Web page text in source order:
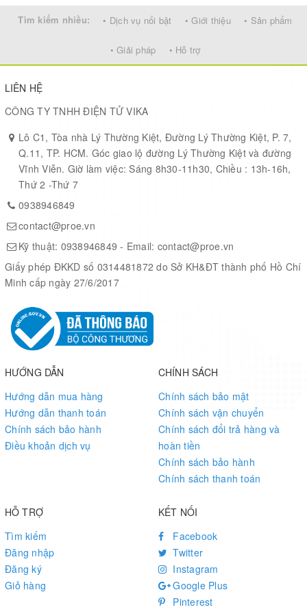
0484-
806
0.5
7
9
Photos
JTAG/SWD port
for programming/debugging/testing
compatible with ST-LINK / J-LINK / ULINK2 / STX-RLINK
USART1 port
supports ISP and/or serial port debugging
LED indicators
for quick testing
Pin headers connected to MCU pins
clearly labeled with onboard marks
easy for testing and further expansion
configuring the BOOT0 and BOOT1 via jumpers
5V power input
DC jack or 2-pin header
External crystal socket
insert crystal to the holes on two sides, leave alone the middle
hole
Power indicator
LED jumpers
short the jumpers to connect LEDs to MCU I/O pins for testing
open the jumpers to disconnect
32.768K crystal (on bottom side)
3.3V onboard regulator (on bottom side)
JTAG/SWD Connector Layout
The STM32-QFP48 houses JTAG/SWD headers for connecting a
programmer. The connector layout is shown in the figure 1 below.
Tìm kiếm nhiều: • Dịch vụ nổi bật • Giới thiệu • Sản phẩm
• Giải pháp • Hỗ trợ
LIÊN HỆ
CÔNG TY TNHH ĐIỆN TỬ VIKA
Lô C1, Tòa nhà Lý Thường Kiệt, Đường Lý Thường Kiệt, P. 7,
Q.11, TP. HCM. Góc giao lộ đường Lý Thường Kiệt và đường
Vĩnh Viễn. Giờ làm việc: Sáng 8h30-11h30, Chiều : 13h-16h,
Thứ 2 -Thứ 7
0938946849
contact@proe.vn
Kỹ thuật: 0938946849 - Email: contact@proe.vn
Giấy phép ĐKKD số 0314481872 do Sở KH&ĐT thành phố Hồ Chí
Minh cấp ngày 27/6/2017
HƯỚNG DẪN
Hướng dẫn mua hàng
Hướng dẫn thanh toán
Chính sách bảo hành
Điều khoản dịch vụ
CHÍNH SÁCH
Chính sách bảo mật
Chính sách vận chuyển
Chính sách đổi trả hàng và
hoàn tiền
Chính sách bảo hành
Chính sách thanh toán
HỖ TRỢ
Tìm kiếm
Đăng nhập
Đăng ký
Giỏ hàng
KẾT NỐI
Facebook
Twitter
Instagram
Google Plus
Pinterest